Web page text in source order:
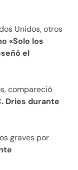
Unidos, otros
«Solo los
el
compareció
Dries durante
graves por